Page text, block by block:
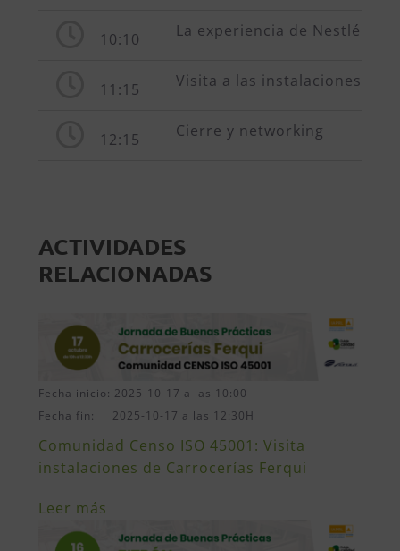
10:10 La experiencia de Nestlé
11:15 Visita a las instalaciones
12:15 Cierre y networking
ACTIVIDADES
RELACIONADAS
Fecha inicio: 2025-10-17 a las 10:00
Fecha fin: 2025-10-17 a las 12:30H
Comunidad Censo ISO 45001: Visita
instalaciones de Carrocerías Ferqui
Leer más